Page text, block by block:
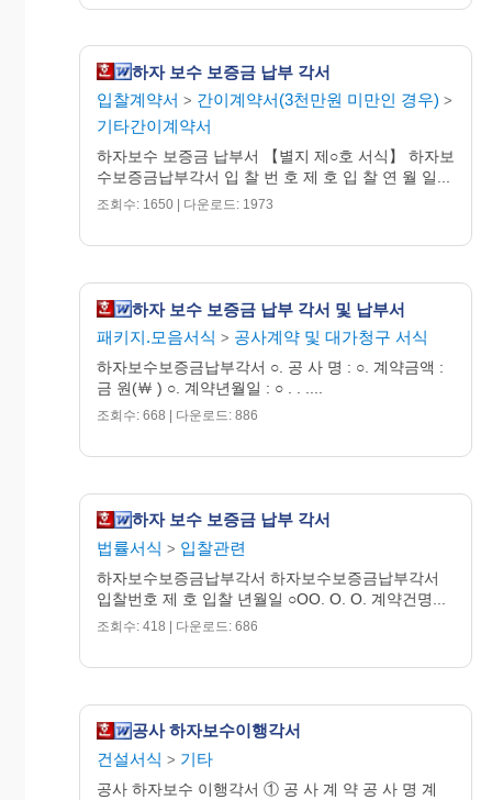
하자 보수 보증금 납부 각서
입찰계약서 > 간이계약서(3천만원 미만인 경우) >
기타간이계약서
하자보수 보증금 납부서 【별지 제○호 서식】 하자보
수보증금납부각서 입 찰 번 호 제 호 입 찰 연 월 일...
조회수: 1650 | 다운로드: 1973
하자 보수 보증금 납부 각서 및 납부서
패키지.모음서식 > 공사계약 및 대가청구 서식
하자보수보증금납부각서 ○. 공 사 명 : ○. 계약금액 :
금 원(￦ ) ○. 계약년월일 : ○ . . ....
조회수: 668 | 다운로드: 886
하자 보수 보증금 납부 각서
법률서식 > 입찰관련
하자보수보증금납부각서 하자보수보증금납부각서
입찰번호 제 호 입찰 년월일 ○OO. O. O. 계약건명...
조회수: 418 | 다운로드: 686
공사 하자보수이행각서
건설서식 > 기타
공사 하자보수 이행각서 ① 공 사 계 약 공 사 명 계